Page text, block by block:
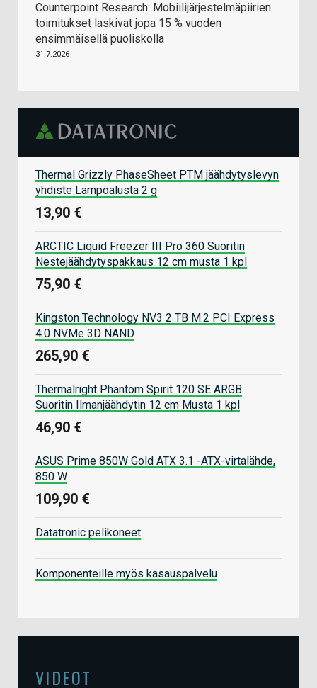
Counterpoint Research: Mobiilijärjestelmäpiirien
toimitukset laskivat jopa 15 % vuoden
ensimmäisellä puoliskolla
31.7.2026
Thermal Grizzly PhaseSheet PTM jäähdytyslevyn
yhdiste Lämpöalusta 2 g
13,90 €
ARCTIC Liquid Freezer III Pro 360 Suoritin
Nestejäähdytyspakkaus 12 cm musta 1 kpl
75,90 €
Kingston Technology NV3 2 TB M.2 PCI Express
4.0 NVMe 3D NAND
265,90 €
Thermalright Phantom Spirit 120 SE ARGB
Suoritin Ilmanjäähdytin 12 cm Musta 1 kpl
46,90 €
ASUS Prime 850W Gold ATX 3.1 -ATX-virtalähde,
850 W
109,90 €
Datatronic pelikoneet
Komponenteille myös kasauspalvelu
VIDEOT